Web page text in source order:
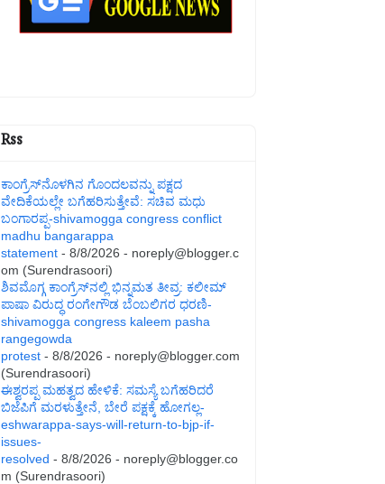
Rss
ಕಾಂಗ್ರೆಸ್‌ನೊಳಗಿನ ಗೊಂದಲವನ್ನು ಪಕ್ಷದ
ವೇದಿಕೆಯಲ್ಲೇ ಬಗೆಹರಿಸುತ್ತೇವೆ: ಸಚಿವ ಮಧು
ಬಂಗಾರಪ್ಪ-shivamogga congress conflict
madhu bangarappa
statement - 8/8/2026 - noreply@blogger.c
om (Surendrasoori)
ಶಿವಮೊಗ್ಗ ಕಾಂಗ್ರೆಸ್‌ನಲ್ಲಿ ಭಿನ್ನಮತ ತೀವ್ರ: ಕಲೀಮ್
ಪಾಷಾ ವಿರುದ್ಧ ರಂಗೇಗೌಡ ಬೆಂಬಲಿಗರ ಧರಣಿ-
shivamogga congress kaleem pasha
rangegowda
protest - 8/8/2026 - noreply@blogger.com
(Surendrasoori)
ಈಶ್ವರಪ್ಪ ಮಹತ್ವದ ಹೇಳಿಕೆ: ಸಮಸ್ಯೆ ಬಗೆಹರಿದರೆ
ಬಿಜೆಪಿಗೆ ಮರಳುತ್ತೇನೆ, ಬೇರೆ ಪಕ್ಷಕ್ಕೆ ಹೋಗಲ್ಲ-
eshwarappa-says-will-return-to-bjp-if-
issues-
resolved - 8/8/2026 - noreply@blogger.co
m (Surendrasoori)